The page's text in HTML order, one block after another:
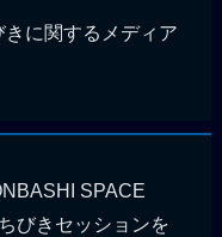
に関するメディア
SPACE
びきセッションを